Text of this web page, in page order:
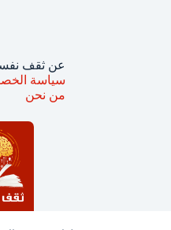
عن ثقف
سياسة
من نحن